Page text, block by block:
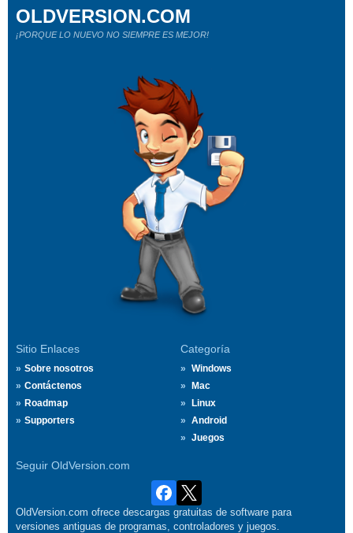
Sitio Enlaces
Sobre nosotros
Contáctenos
Roadmap
Supporters
Categoría
Windows
Mac
Linux
Android
Juegos
Seguir OldVersion.com
OLDVERSION.COM
¡PORQUE LO NUEVO NO SIEMPRE ES MEJOR!
OldVersion.com ofrece descargas gratuitas de software para
versiones antiguas de programas, controladores y juegos.